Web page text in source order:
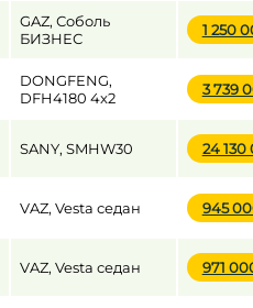
GAZ, Соболь
БИЗНЕС
1 250
DONGFENG,
DFH4180 4x2
3 739
SANY, SMHW30 24
VAZ, Vesta седан 945
VAZ, Vesta седан 971